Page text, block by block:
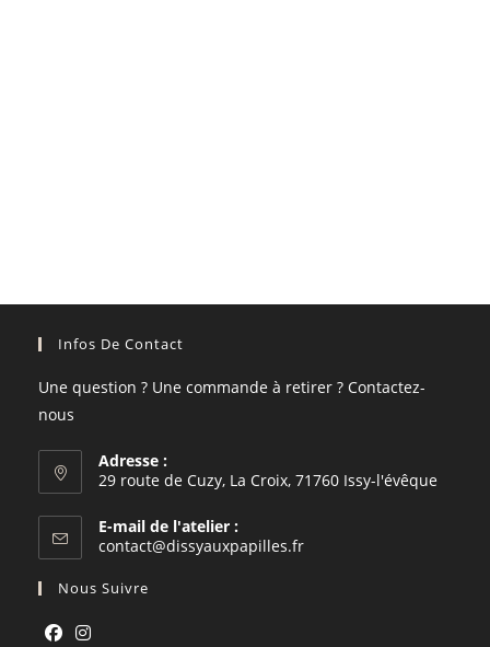
Infos De Contact
Une question ? Une commande à retirer ? Contactez-
nous
Adresse :
29 route de Cuzy, La Croix, 71760 Issy-l'évêque
E-mail de l'atelier :
contact@dissyauxpapilles.frS’ouvre
Nous Suivre